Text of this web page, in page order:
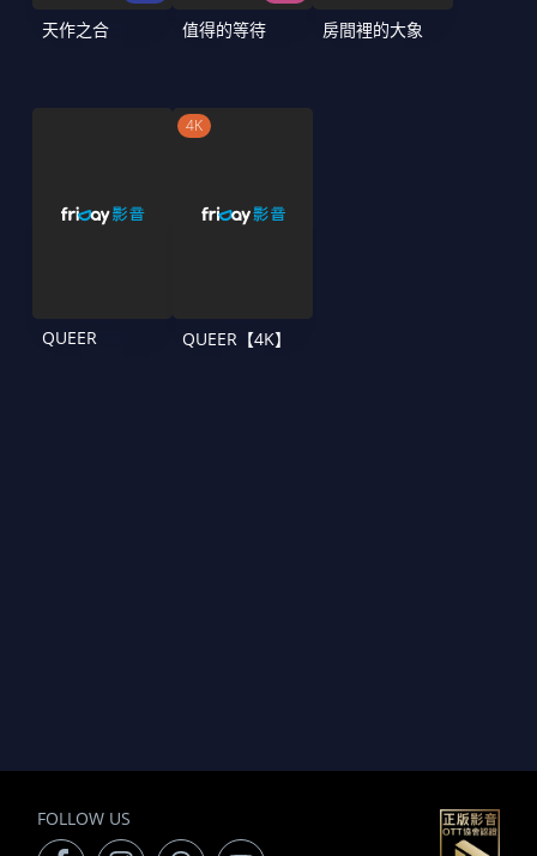
天作之合 值得的等待 房間裡的大象
QUEER
4K
QUEER【4K】
FOLLOW US